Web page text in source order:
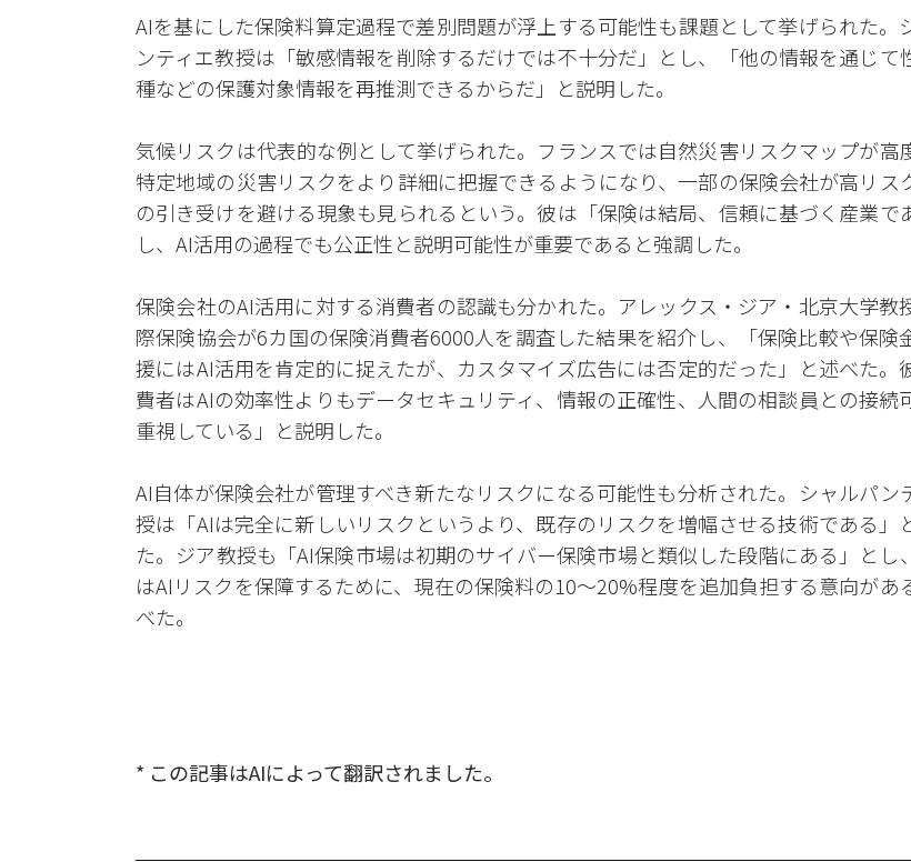
AIを基にした保険料算定過程で差別問題が浮上する可能性も課題として挙げられた。
ンティエ教授は「敏感情報を削除するだけでは不十分だ」とし、「他の情報を通じて
種などの保護対象情報を再推測できるからだ」と説明した。
気候リスクは代表的な例として挙げられた。フランスでは自然災害リスクマップが高
特定地域の災害リスクをより詳細に把握できるようになり、一部の保険会社が高リス
の引き受けを避ける現象も見られるという。彼は「保険は結局、信頼に基づく産業で
し、AI活用の過程でも公正性と説明可能性が重要であると強調した。
保険会社のAI活用に対する消費者の認識も分かれた。アレックス・ジア・北京大学教
際保険協会が6カ国の保険消費者6000人を調査した結果を紹介し、「保険比較や保険
援にはAI活用を肯定的に捉えたが、カスタマイズ広告には否定的だった」と述べた。
費者はAIの効率性よりもデータセキュリティ、情報の正確性、人間の相談員との接続
重視している」と説明した。
AI自体が保険会社が管理すべき新たなリスクになる可能性も分析された。シャルパン
授は「AIは完全に新しいリスクというより、既存のリスクを増幅させる技術である」
た。ジア教授も「AI保険市場は初期のサイバー保険市場と類似した段階にある」とし
はAIリスクを保障するために、現在の保険料の10〜20%程度を追加負担する意向があ
べた。
* この記事はAIによって翻訳されました。